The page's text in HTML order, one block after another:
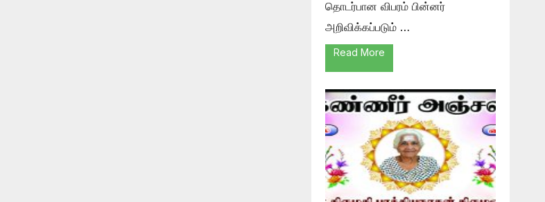
தொடர்பான விபரம் பின்னர்
அறிவிக்கப்படும் …
Read More